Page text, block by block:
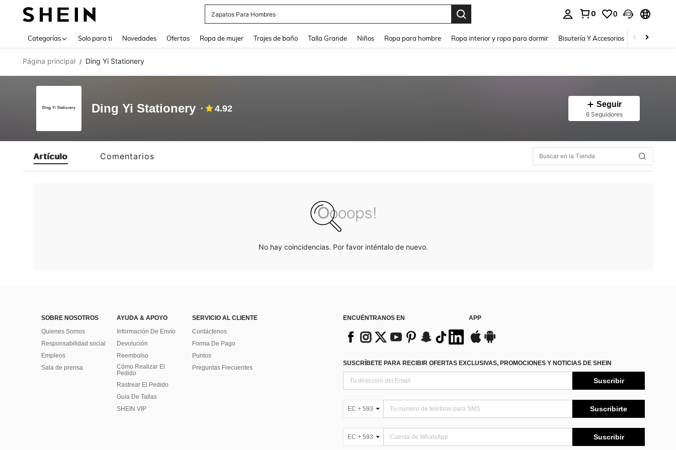
Zapatos Para Hombres
0 0
Categorías Solo para ti Novedades Ofertas Ropa de mujer Trajes de baño Talla Grande Niños Ropa para hombre Ropa interior y ropa para dormir Bisutería Y Accesorios Zapatos
Página principal / Ding Yi Stationery
Ding Yi Stationery 4.92 Seguir
6 Seguidores
Artículo Comentarios
No hay coincidencias. Por favor inténtalo de nuevo.
SOBRE NOSOTROS
Quienes Somos
Responsabilidad social
Empleos
Sala de prensa
AYUDA & APOYO
Información De Envío
Devolución
Reembolso
Cómo Realizar El
Pedido
Rastrear El Pedido
Guía De Tallas
SHEIN VIP
SERVICIO AL CLIENTE
Contáctenos
Forma De Pago
Puntos
Preguntas Frecuentes
ENCUÉNTRANOS EN APP
SUSCRÍBETE PARA RECIBIR OFERTAS EXCLUSIVAS, PROMOCIONES Y NOTICIAS DE SHEIN
Suscribir
EC + 593 Suscribirte
EC + 593 Suscribir